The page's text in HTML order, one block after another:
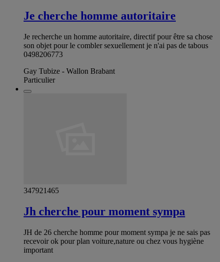
Je cherche homme autoritaire
Je recherche un homme autoritaire, directif pour être sa chose
son objet pour le combler sexuellement je n'ai pas de tabous
0498206773
Gay Tubize - Wallon Brabant
Particulier
347921465
Jh cherche pour moment sympa
JH de 26 cherche homme pour moment sympa je ne sais pas
recevoir ok pour plan voiture,nature ou chez vous hygiène
important